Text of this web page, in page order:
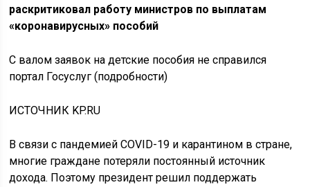
раскритиковал работу министров по выплатам
«коронавирусных» пособий
С валом заявок на детские пособия не справился
портал Госуслуг (подробности)
ИСТОЧНИК KP.RU
В связи с пандемией COVID-19 и карантином в стране,
многие граждане потеряли постоянный источник
дохода. Поэтому президент решил поддержать